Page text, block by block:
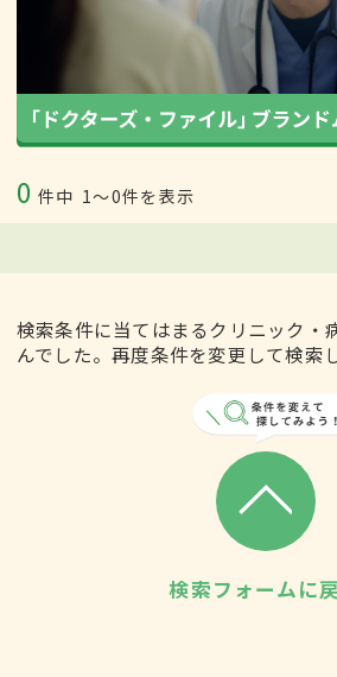
0 件中 1〜0件を表示
検索条件に当てはまるクリニック・
んでした。再度条件を変更して検索
検索フォームに